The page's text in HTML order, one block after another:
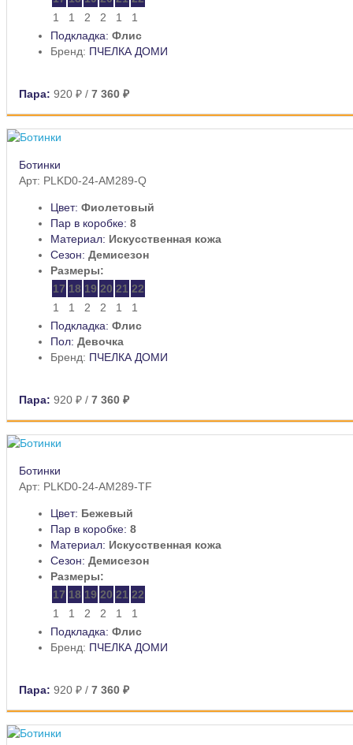
1
1 2 2 1
1
Подкладка: Флис
Бренд: ПЧЕЛКА ДОМИ
Пара: 920 ₽ / 7 360 ₽
Ботинки
Арт: PLKD0-24-AM289-Q
Цвет: Фиолетовый
Пар в коробке: 8
Материал: Искусственная кожа
Сезон: Демисезон
Размеры:
17 18 19 20 21 22
1
1 2 2 1
1
Подкладка: Флис
Пол: Девочка
Бренд: ПЧЕЛКА ДОМИ
Пара: 920 ₽ / 7 360 ₽
Ботинки
Арт: PLKD0-24-AM289-TF
Цвет: Бежевый
Пар в коробке: 8
Материал: Искусственная кожа
Сезон: Демисезон
Размеры:
17 18 19 20 21 22
1
1 2 2 1
1
Подкладка: Флис
Бренд: ПЧЕЛКА ДОМИ
Пара: 920 ₽ / 7 360 ₽